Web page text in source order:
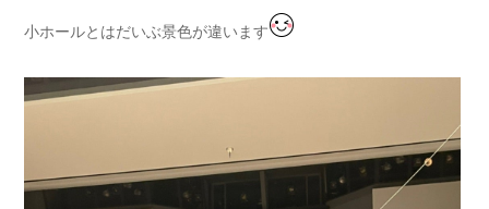
小ホールとはだいぶ景色が違います